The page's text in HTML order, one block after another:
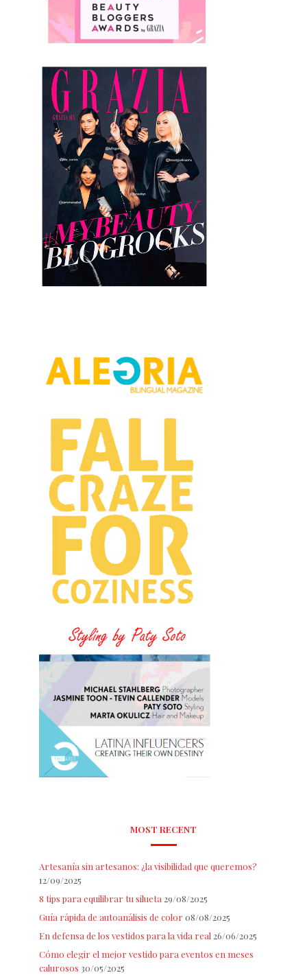
MOST RECENT
Artesanía sin artesanos: ¿la visibilidad que queremos?
12/09/2025
8 tips para equilibrar tu silueta 29/08/2025
Guía rápida de autoanálisis de color 08/08/2025
En defensa de los vestidos para la vida real 26/06/2025
Cómo elegir el mejor vestido para eventos en meses
calurosos 30/05/2025